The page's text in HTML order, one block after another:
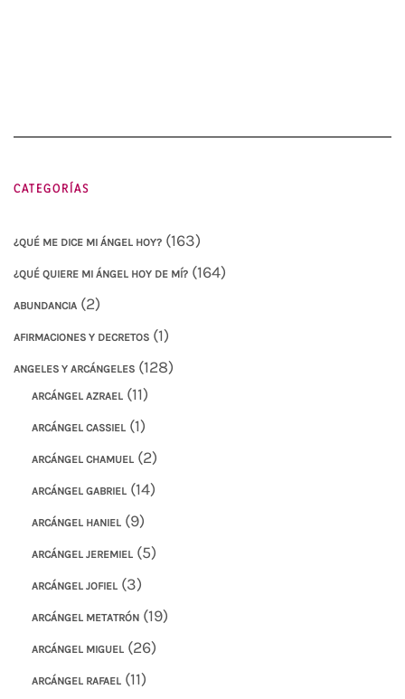
CATEGORÍAS
¿QUÉ ME DICE MI ÁNGEL HOY? (163)
¿QUÉ QUIERE MI ÁNGEL HOY DE MÍ? (164)
ABUNDANCIA (2)
AFIRMACIONES Y DECRETOS (1)
ANGELES Y ARCÁNGELES (128)
ARCÁNGEL AZRAEL (11)
ARCÁNGEL CASSIEL (1)
ARCÁNGEL CHAMUEL (2)
ARCÁNGEL GABRIEL (14)
ARCÁNGEL HANIEL (9)
ARCÁNGEL JEREMIEL (5)
ARCÁNGEL JOFIEL (3)
ARCÁNGEL METATRÓN (19)
ARCÁNGEL MIGUEL (26)
ARCÁNGEL RAFAEL (11)